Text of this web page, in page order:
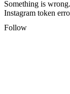
Something is wrong.
Instagram token
Follow